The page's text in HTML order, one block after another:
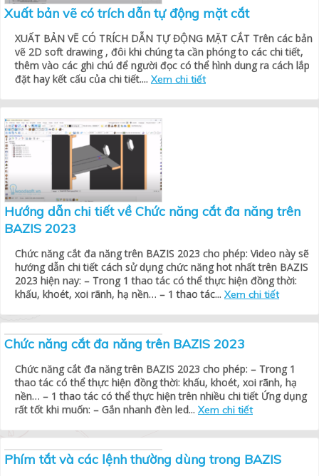
Xuất bản vẽ có trích dẫn tự động mặt cắt
XUẤT BẢN VẼ CÓ TRÍCH DẪN TỰ ĐỘNG MẶT CẮT Trên các bản
vẽ 2D soft drawing , đôi khi chúng ta cần phóng to các chi tiết,
thêm vào các ghi chú để người đọc có thể hình dung ra cách lắp
đặt hay kết cấu của chi tiết.... Xem chi tiết
Hướng dẫn chi tiết về Chức năng cắt đa năng trên
BAZIS 2023
Chức năng cắt đa năng trên BAZIS 2023 cho phép: Video này sẽ
hướng dẫn chi tiết cách sử dụng chức năng hot nhất trên BAZIS
2023 hiện nay: – Trong 1 thao tác có thể thực hiện đồng thời:
khấu, khoét, xoi rãnh, hạ nền… – 1 thao tác... Xem chi tiết
Chức năng cắt đa năng trên BAZIS 2023
Chức năng cắt đa năng trên BAZIS 2023 cho phép: – Trong 1
thao tác có thể thực hiện đồng thời: khấu, khoét, xoi rãnh, hạ
nền… – 1 thao tác có thể thực hiện trên nhiều chi tiết Ứng dụng
rất tốt khi muốn: – Gắn nhanh đèn led... Xem chi tiết
Phím tắt và các lệnh thường dùng trong BAZIS